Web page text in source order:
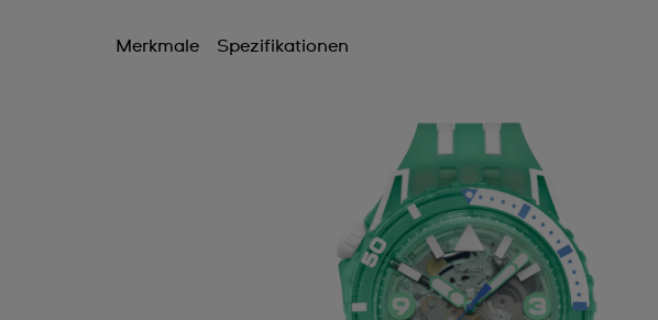
Merkmale Spezifikationen